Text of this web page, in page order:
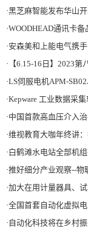
·黑芝麻智能发布华山
·WOODHEAD通讯卡备品备
·安森美和上能电气携手引领可持续能源
· 【6.15-16日】2023
·LS伺服电机APM-
·Kepware 工业数据采
·中国首款高血压介入
·维视教育大咖年终讲
·白鹤滩水电站全部机组投产发电 世界最大
·推好细分产业观察--物联网：2026年
·加大在用计量器具、试验检测设备的自
·全国首套自动化虚拟电厂
· 自动化科技将在乡村振兴工作